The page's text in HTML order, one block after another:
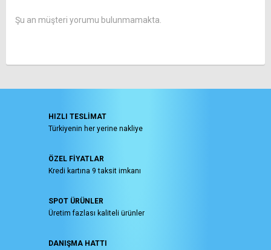
Şu an müşteri yorumu bulunmamakta.
HIZLI TESLİMAT
Türkiyenin her yerine nakliye
ÖZEL FİYATLAR
Kredi kartına 9 taksit imkanı
SPOT ÜRÜNLER
Üretim fazlası kaliteli ürünler
DANIŞMA HATTI